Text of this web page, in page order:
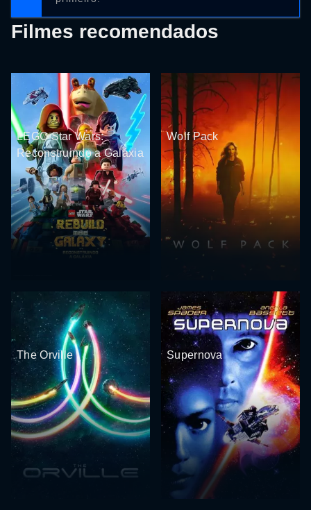
Filmes recomendados
LEGO Star Wars:
Reconstruindo a Galáxia
Wolf Pack
The Orville Supernova